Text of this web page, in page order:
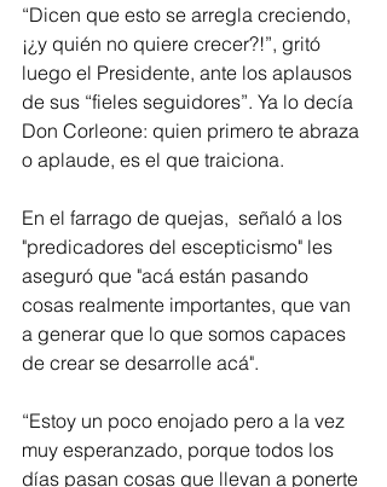
“Dicen que esto se arregla creciendo,
¡¿y quién no quiere crecer?!”, gritó
luego el Presidente, ante los aplausos
de sus “fieles seguidores”. Ya lo decía
Don Corleone: quien primero te abraza
o aplaude, es el que traiciona.
En el farrago de quejas,  señaló a los
"predicadores del escepticismo" les
aseguró que "acá están pasando
cosas realmente importantes, que van
a generar que lo que somos capaces
de crear se desarrolle acá".
“Estoy un poco enojado pero a la vez
muy esperanzado, porque todos los
días pasan cosas que llevan a ponerte